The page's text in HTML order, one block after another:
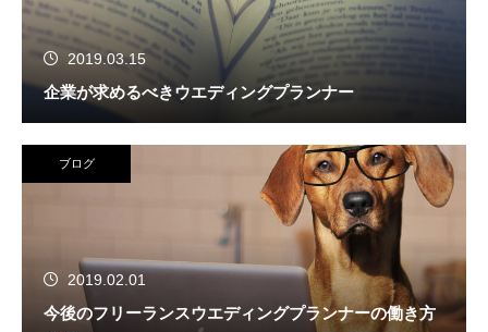
2019.03.15
企業が求めるべきウエディングプランナー
ブログ
2019.02.01
今後のフリーランスウエディングプランナーの働き方